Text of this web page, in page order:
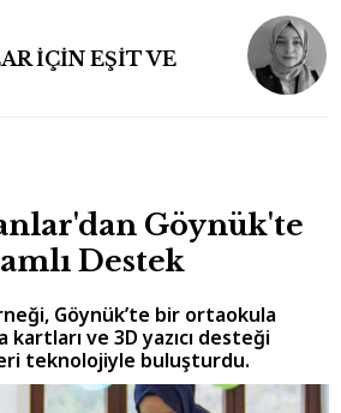
İÇİN EŞİT VE
Göynük'te
Destek
Göynük’te bir ortaokula
ve 3D yazıcı desteği
teknolojiyle buluşturdu.